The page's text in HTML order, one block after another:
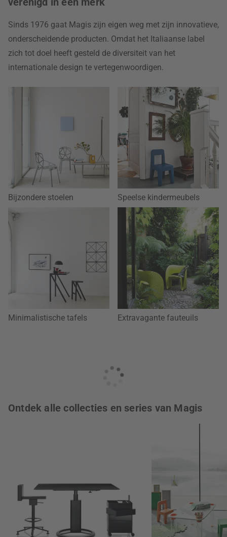
Sinds 1976 gaat Magis zijn eigen weg met zijn innovatieve,
onderscheidende producten. Omdat het Italiaanse label
zich tot doel heeft gesteld de diversiteit van het
internationale design te vertegenwoordigen.
Bijzondere stoelen Speelse kindermeubels
Minimalistische tafels Extravagante fauteuils
Ontdek alle collecties en series van Magis